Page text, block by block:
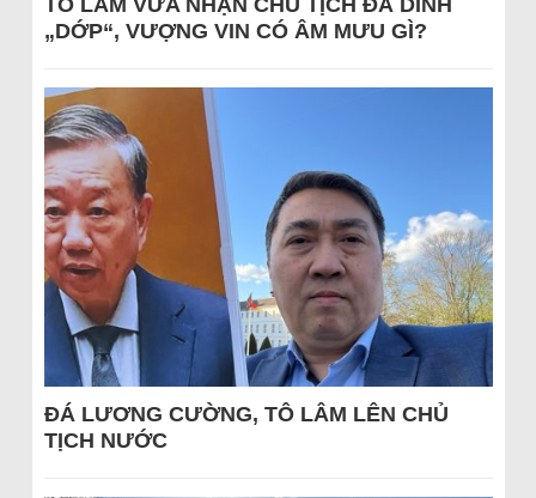
„DỚP“, VƯỢNG VIN CÓ ÂM MƯU GÌ?
ĐÁ LƯƠNG CƯỜNG, TÔ LÂM LÊN CHỦ
TỊCH NƯỚC